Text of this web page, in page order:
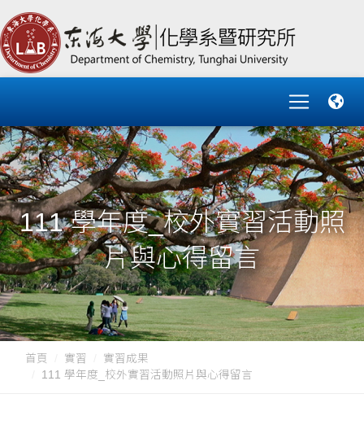
111 學年度_校外實習活動照
片與心得留言
首頁 實習
實習成果
111 學年度_校外實習活動照片與心得留言